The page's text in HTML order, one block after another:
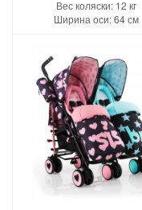
Вес коляски: 12 кг
Ширина оси: 64 см